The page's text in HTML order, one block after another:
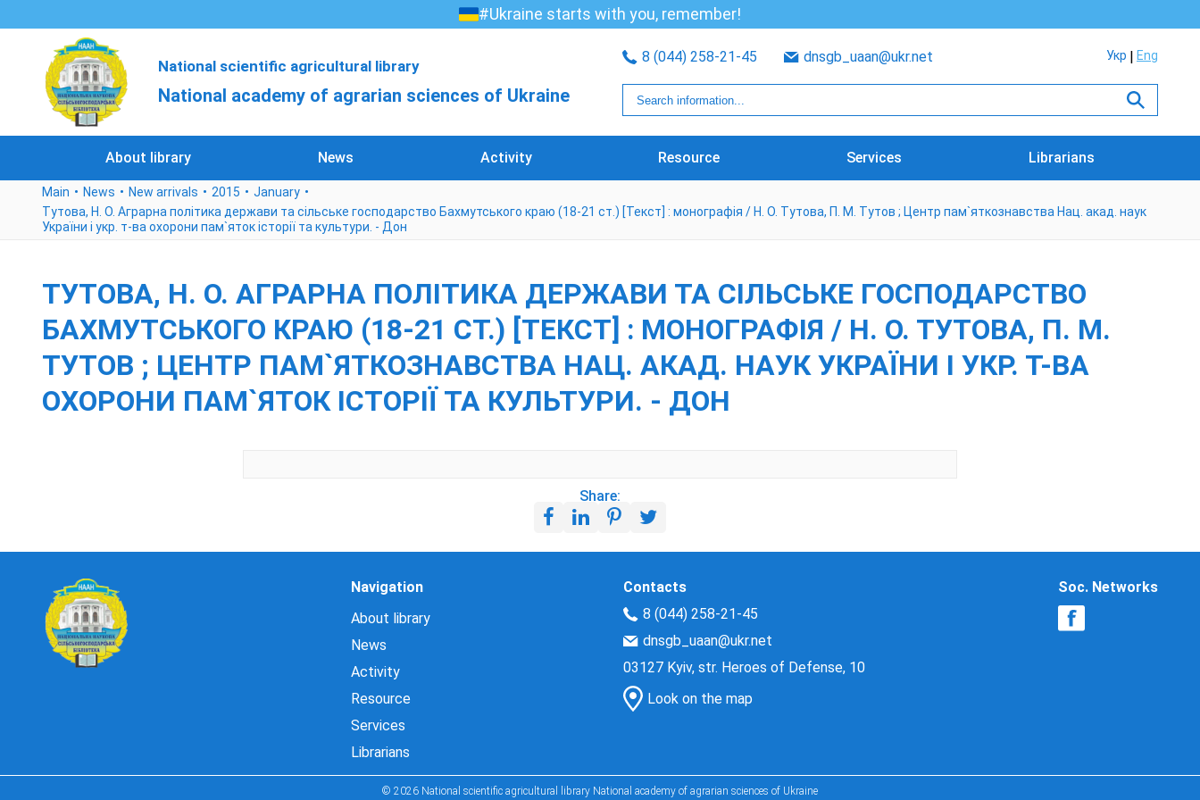
#Ukraine starts with you, remember!
National scientific agricultural library
National academy of agrarian sciences of Ukraine
8 (044) 258-21-45 dnsgb_uaan@ukr.net Укр Eng
About library News Activity Resource Services Librarians
Main News New arrivals 2015
January
Тутова, Н. О. Аграрна політика держави та сільське господарство Бахмутського краю (18-21 ст.) [Текст] : монографія / Н. О. Тутова, П. М. Тутов ; Центр пам`яткознавства Нац. акад. наук
України і укр. т-ва охорони пам`яток історії та культури. - Дон
ТУТОВА, Н. О. АГРАРНА ПОЛІТИКА ДЕРЖАВИ ТА СІЛЬСЬКЕ ГОСПОДАРСТВО
БАХМУТСЬКОГО КРАЮ (18-21 СТ.) [ТЕКСТ] : МОНОГРАФІЯ / Н. О. ТУТОВА, П. М.
ТУТОВ ; ЦЕНТР ПАМ`ЯТКОЗНАВСТВА НАЦ. АКАД. НАУК УКРАЇНИ І УКР. Т-ВА
ОХОРОНИ ПАМ`ЯТОК ІСТОРІЇ ТА КУЛЬТУРИ. - ДОН
Share:
Navigation
About library
News
Activity
Resource
Services
Librarians
Contacts
8 (044) 258-21-45
dnsgb_uaan@ukr.net
03127 Kyiv, str. Heroes of Defense, 10
Look on the map
Soc. Networks
© 2026 National scientific agricultural library National academy of agrarian sciences of Ukraine